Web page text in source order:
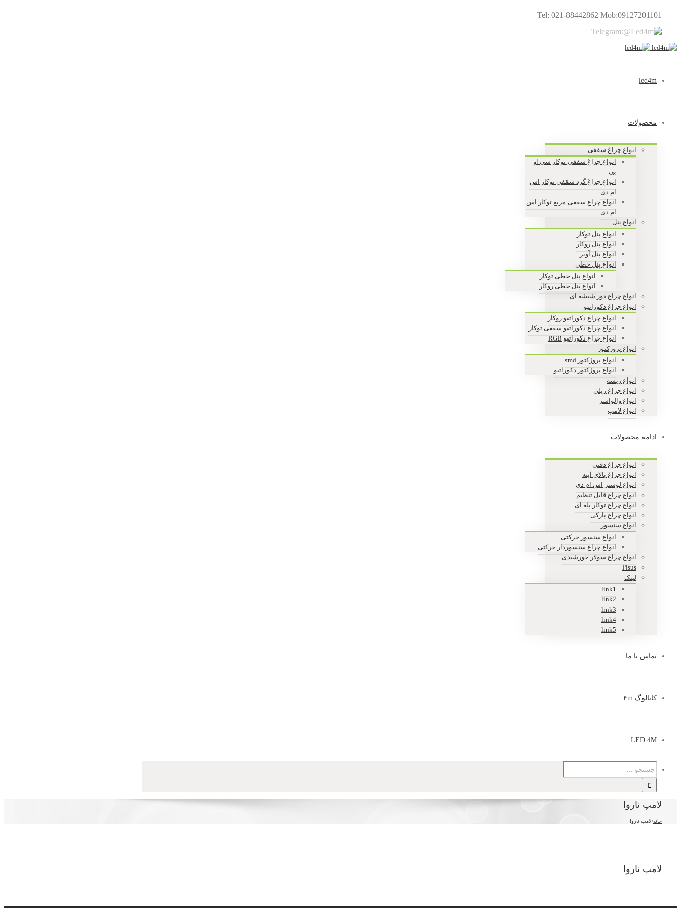
Tel: 021-88442862 Mob:09127201101
led4m
محصولات
انواع چراغ سقفی
انواع چراغ سقفی توکار سی او
بی
انواع چراغ گرد سقفی توکار اس
ام دی
انواع چراغ سقفی مربع توکار اس
ام دی
انواع پنل
انواع پنل توکار
انواع پنل روکار
انواع پنل آویز
انواع پنل خطی
انواع پنل خطی توکار
انواع پنل خطی روکار
انواع چراغ دور شیشه ای
انواع چراغ دکوراتیو
انواع چراغ دکوراتیو روکار
انواع چراغ دکوراتیو سقفی توکار
انواع چراغ دکوراتیو RGB
انواع پروژکتور
انواع پروژکتور smd
انواع پروژکتور دکوراتیو
انواع ریسه
انواع چراغ ریلی
انواع والواشر
انواع لامپ
ادامه محصولات
انواع چراغ دفنی
انواع چراغ بالای آینه
انواع لوستر اس ام دی
انواع چراغ قابل تنظیم
انواع چراغ توکار پله ای
انواع چراغ پارکی
انواع سنسور
انواع سنسور حرکتی
انواع چراغ سنسوردار حرکتی
انواع چراغ سولار خورشیدی
Pisus
لینک
link1
link2
link3
link4
link5
تماس با ما
کاتالوگ ۴m
LED 4M
لامپ ناروا
خانه/لامپ ناروا
لامپ ناروا